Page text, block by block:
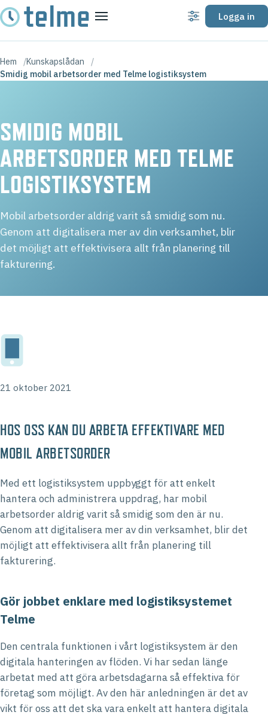
Meny Inställningar
Logga in
Hem
Kunskapslådan
Smidig mobil arbetsorder med Telme logistiksystem
SMIDIG MOBIL
ARBETSORDER MED TELME
LOGISTIKSYSTEM
Mobil arbetsorder aldrig varit så smidig som nu.
Genom att digitalisera mer av din verksamhet, blir
det möjligt att effektivisera allt från planering till
fakturering.
21 oktober 2021
HOS OSS KAN DU ARBETA EFFEKTIVARE MED
MOBIL ARBETSORDER
Med ett logistiksystem uppbyggt för att enkelt
hantera och administrera uppdrag, har mobil
arbetsorder aldrig varit så smidig som den är nu.
Genom att digitalisera mer av din verksamhet, blir det
möjligt att effektivisera allt från planering till
fakturering.
Gör jobbet enklare med logistiksystemet
Telme
Den centrala funktionen i vårt logistiksystem är den
digitala hanteringen av flöden. Vi har sedan länge
arbetat med att göra arbetsdagarna så effektiva för
företag som möjligt. Av den här anledningen är det av
vikt för oss att det ska vara enkelt att hantera digitala